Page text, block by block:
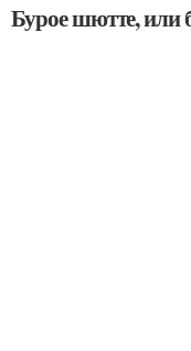
Бурое шютте, или